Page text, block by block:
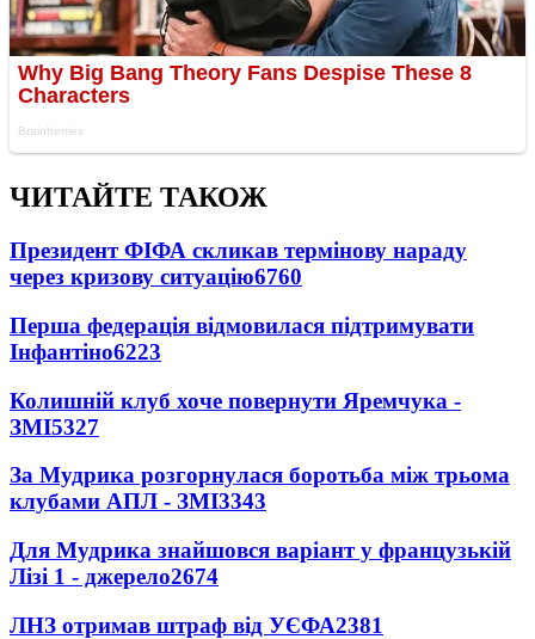
ЧИТАЙТЕ ТАКОЖ
Президент ФІФА скликав термінову нараду
через кризову ситуацію6760
Перша федерація відмовилася підтримувати
Інфантіно6223
Колишній клуб хоче повернути Яремчука -
ЗМІ5327
За Мудрика розгорнулася боротьба між трьома
клубами АПЛ - ЗМІ3343
Для Мудрика знайшовся варіант у французькій
Лізі 1 - джерело2674
ЛНЗ отримав штраф від УЄФА2381